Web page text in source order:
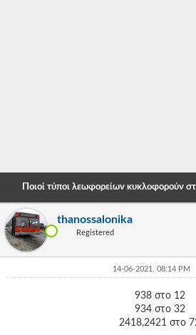
-
-
-
-
-
Ποιοί τύποι λεωφορείων κυκλοφορούν
thanossalonika
Registered
14-06-2021, 08:14 PM
938 στο 12
934 στο 32
2418,2421 στο